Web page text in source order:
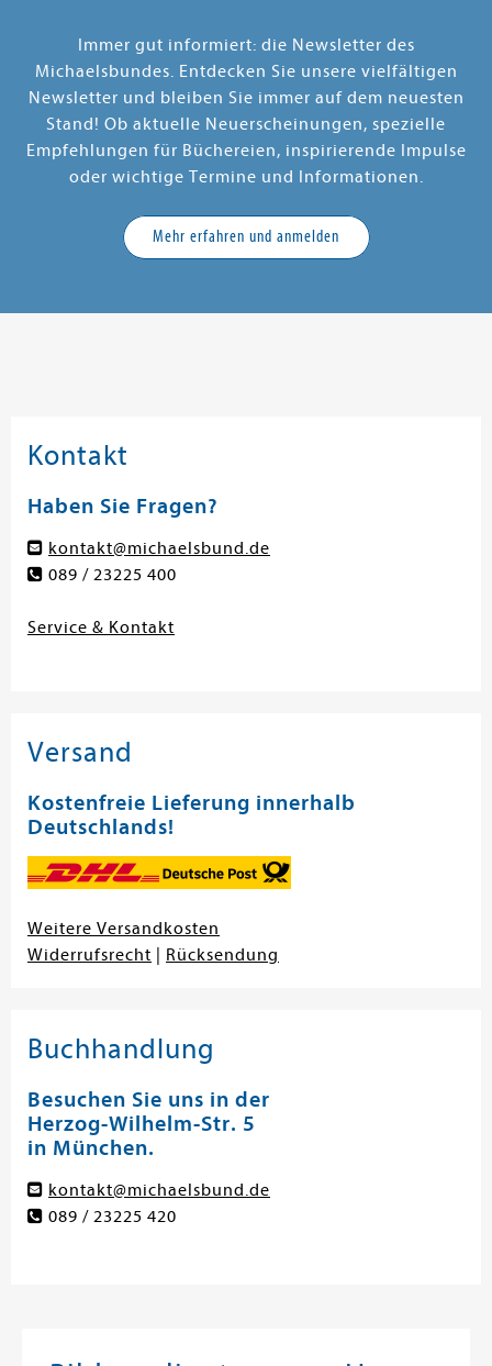
Immer gut informiert: die Newsletter des
Michaelsbundes. Entdecken Sie unsere vielfältigen
Newsletter und bleiben Sie immer auf dem neuesten
Stand! Ob aktuelle Neuerscheinungen, spezielle
Empfehlungen für Büchereien, inspirierende Impulse
oder wichtige Termine und Informationen.
Mehr erfahren und anmelden
Kontakt
Haben Sie Fragen?
kontakt@michaelsbund.de
089 / 23225 400
Service & Kontakt
Versand
Kostenfreie Lieferung innerhalb
Deutschlands!
Weitere Versandkosten
Widerrufsrecht
Rücksendung
Buchhandlung
Besuchen Sie uns in der
Herzog-Wilhelm-Str. 5
in München.
kontakt@michaelsbund.de
089 / 23225 420